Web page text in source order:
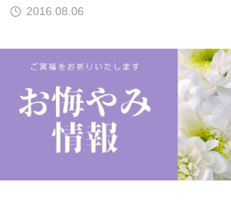
2016.08.06